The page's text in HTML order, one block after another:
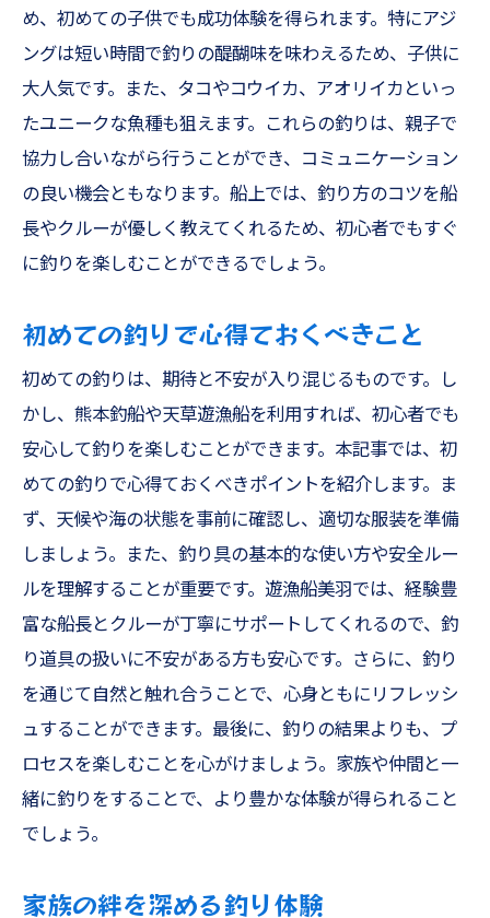
充実したフィッシングライフの提案
熊本釣船での特別な釣り体験
家族で楽しむ熊本釣船！多彩な釣りスタイルを
体験しよう
家族みんなで楽しめる釣りスタイル
初心者と経験者が共に楽しむコツ
家族連れに優しいサポート体制
多彩な魚種を狙うためのポイント
家族の思い出に残る釣りの一日
め、初めての子供でも成功体験を得られます。特にアジ
ングは短い時間で釣りの醍醐味を味わえるため、子供に
大人気です。また、タコやコウイカ、アオリイカといっ
たユニークな魚種も狙えます。これらの釣りは、親子で
協力し合いながら行うことができ、コミュニケーション
の良い機会ともなります。船上では、釣り方のコツを船
長やクルーが優しく教えてくれるため、初心者でもすぐ
に釣りを楽しむことができるでしょう。
初めての釣りで心得ておくべきこと
初めての釣りは、期待と不安が入り混じるものです。し
かし、熊本釣船や天草遊漁船を利用すれば、初心者でも
安心して釣りを楽しむことができます。本記事では、初
めての釣りで心得ておくべきポイントを紹介します。ま
ず、天候や海の状態を事前に確認し、適切な服装を準備
しましょう。また、釣り具の基本的な使い方や安全ルー
ルを理解することが重要です。遊漁船美羽では、経験豊
富な船長とクルーが丁寧にサポートしてくれるので、釣
り道具の扱いに不安がある方も安心です。さらに、釣り
を通じて自然と触れ合うことで、心身ともにリフレッシ
ュすることができます。最後に、釣りの結果よりも、プ
ロセスを楽しむことを心がけましょう。家族や仲間と一
緒に釣りをすることで、より豊かな体験が得られること
でしょう。
家族の絆を深める釣り体験